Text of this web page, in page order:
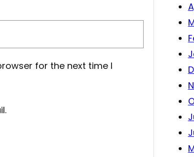
for the next time I